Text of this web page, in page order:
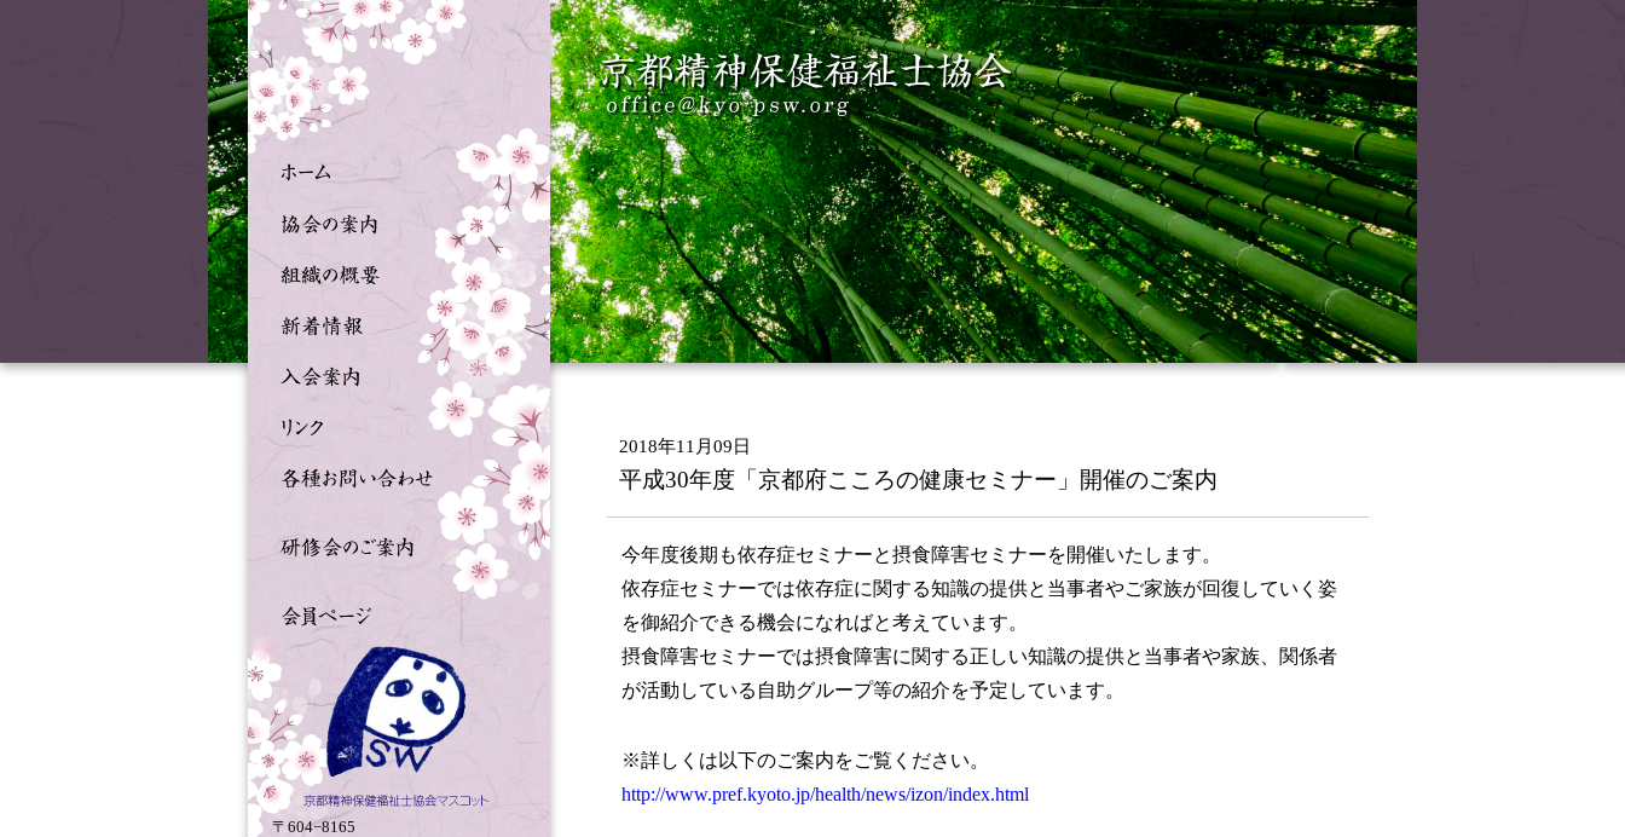
〒604−8165
2018年11月09日
平成30年度「京都府こころの健康セミナー」開催のご案内
今年度後期も依存症セミナーと摂食障害セミナーを開催いたします。
依存症セミナーでは依存症に関する知識の提供と当事者やご家族が回復していく姿
を御紹介できる機会になればと考えています。
摂食障害セミナーでは摂食障害に関する正しい知識の提供と当事者や家族、関係者
が活動している自助グループ等の紹介を予定しています。
※詳しくは以下のご案内をご覧ください。
http://www.pref.kyoto.jp/health/news/izon/index.html